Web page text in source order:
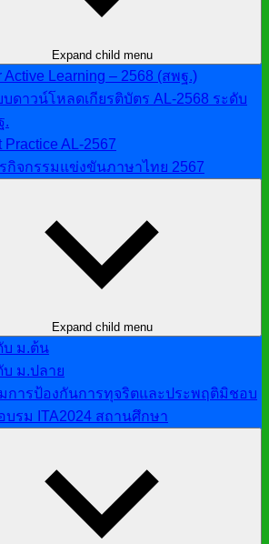
Expand child menu
Active Learning – 2568 (สพฐ.)
บดาวน์โหลดเกียรติบัตร AL-2568 ระดับ
.
Practice AL-2567
กิจกรรมแข่งขันภาษาไทย 2567
Expand child menu
บ ม.ต้น
บ ม.ปลาย
การป้องกันการทุจริตและประพฤติมิชอบ
บรม ITA2024 สถานศึกษา